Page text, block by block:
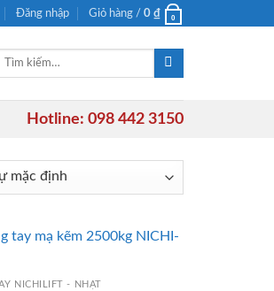
Đăng nhập Giỏ hàng / 0 ₫ 0
Tìm
Hotline: 098 442 3150
NICHILIFT - NHẬT